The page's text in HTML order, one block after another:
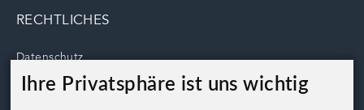
Ihre Privatsphäre ist uns wichtig
RECHTLICHES
Datenschutz
AGB